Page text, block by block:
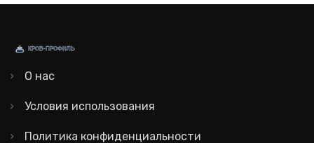
О нас
Условия использования
Политика конфиденциальности